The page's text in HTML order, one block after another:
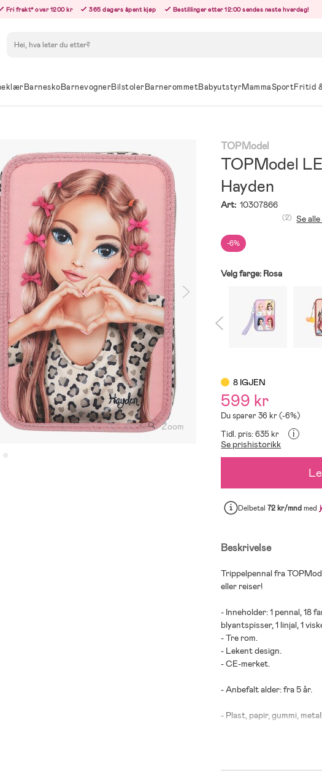
Fri frakt* over 1200 kr 365 dagers åpent kjøp Bestillinger etter 12:00 sendes neste hverdag!
BarneskoBarnevognerBilstolerBarnerommetBabyutstyrMammaSportFritid
Zoom
TOPModel
TOPModel
Hayden
Art: 10307866
-6%
(2) Se
Velg farge: Rosa
8 IGJEN
599 kr
Du sparer 36 kr (-6%)
Tidl. pris: 635 kr
i
Se prishistorikk
Delbetal72 kr/mnd med
Beskrivelse
Trippelpennal fra
eller reiser!
- Inneholder: 1 pennal, 18
blyantspisser, 1 linjal, 1
- Tre rom.
- Lekent design.
- CE-merket.
- Anbefalt alder: fra 5 år.
- Plast, papir, gummi,